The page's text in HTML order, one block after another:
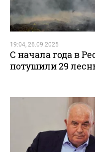
19:04, 26.09.2025
С начала года в
потушили 29